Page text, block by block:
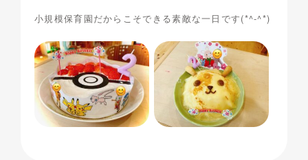
小規模保育園だからこそできる素敵な一日です(*^-^*)